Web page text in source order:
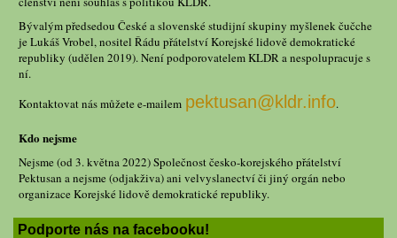
Bývalým předsedou České a slovenské studijní skupiny myšlenek čučche
je Lukáš Vrobel, nositel Řádu přátelství Korejské lidově demokratické
republiky (udělen 2019). Není podporovatelem KLDR a nespolupracuje s
ní.
Kontaktovat nás můžete e-mailem pektusan@kldr.info.
Kdo nejsme
Nejsme (od 3. května 2022) Společnost česko-korejského přátelství
Pektusan a nejsme (odjakživa) ani velvyslanectví či jiný orgán nebo
organizace Korejské lidově demokratické republiky.
Podporte nás na facebooku!